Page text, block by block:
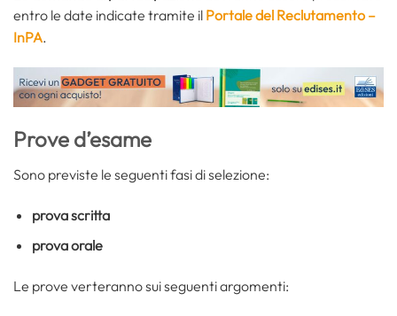
entro le date indicate tramite il Portale del Reclutamento –
InPA.
Prove d’esame
Sono previste le seguenti fasi di selezione:
prova scritta
prova orale
Le prove verteranno sui seguenti argomenti: